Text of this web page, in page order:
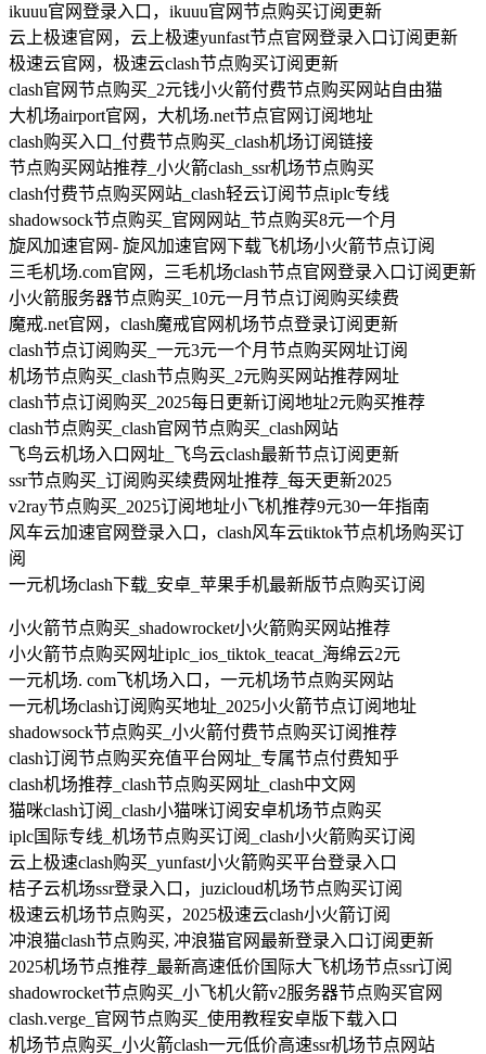
ikuuu官网登录入口，ikuuu官网节点购买订阅更新
云上极速官网，云上极速yunfast节点官网登录入口订阅更新
极速云官网，极速云clash节点购买订阅更新
clash官网节点购买_2元钱小火箭付费节点购买网站自由猫
大机场airport官网，大机场.net节点官网订阅地址
clash购买入口_付费节点购买_clash机场订阅链接
节点购买网站推荐_小火箭clash_ssr机场节点购买
clash付费节点购买网站_clash轻云订阅节点iplc专线
shadowsock节点购买_官网网站_节点购买8元一个月
旋风加速官网- 旋风加速官网下载飞机场小火箭节点订阅
三毛机场.com官网，三毛机场clash节点官网登录入口订阅更新
小火箭服务器节点购买_10元一月节点订阅购买续费
魔戒.net官网，clash魔戒官网机场节点登录订阅更新
clash节点订阅购买_一元3元一个月节点购买网址订阅
机场节点购买_clash节点购买_2元购买网站推荐网址
clash节点订阅购买_2025每日更新订阅地址2元购买推荐
clash节点购买_clash官网节点购买_clash网站
飞鸟云机场入口网址_飞鸟云clash最新节点订阅更新
ssr节点购买_订阅购买续费网址推荐_每天更新2025
v2ray节点购买_2025订阅地址小飞机推荐9元30一年指南
风车云加速官网登录入口，clash风车云tiktok节点机场购买订
阅
一元机场clash下载_安卓_苹果手机最新版节点购买订阅
小火箭节点购买_shadowrocket小火箭购买网站推荐
小火箭节点购买网址iplc_ios_tiktok_teacat_海绵云2元
一元机场. com飞机场入口，一元机场节点购买网站
一元机场clash订阅购买地址_2025小火箭节点订阅地址
shadowsock节点购买_小火箭付费节点购买订阅推荐
clash订阅节点购买充值平台网址_专属节点付费知乎
clash机场推荐_clash节点购买网址_clash中文网
猫咪clash订阅_clash小猫咪订阅安卓机场节点购买
iplc国际专线_机场节点购买订阅_clash小火箭购买订阅
云上极速clash购买_yunfast小火箭购买平台登录入口
桔子云机场ssr登录入口，juzicloud机场节点购买订阅
极速云机场节点购买，2025极速云clash小火箭订阅
冲浪猫clash节点购买, 冲浪猫官网最新登录入口订阅更新
2025机场节点推荐_最新高速低价国际大飞机场节点ssr订阅
shadowrocket节点购买_小飞机火箭v2服务器节点购买官网
clash.verge_官网节点购买_使用教程安卓版下载入口
机场节点购买_小火箭clash一元低价高速ssr机场节点网站